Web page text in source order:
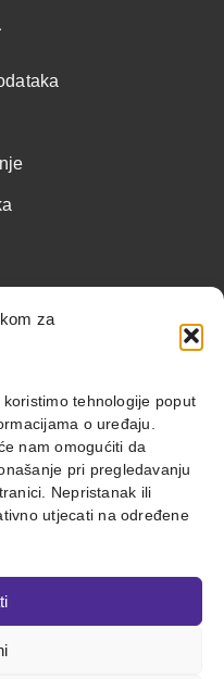
za
tehnologije poput
o uređaju.
nam omogućiti da
pri pregledavanju
Nepristanak ili
utjecati na određene
tijela
invaliditetom |